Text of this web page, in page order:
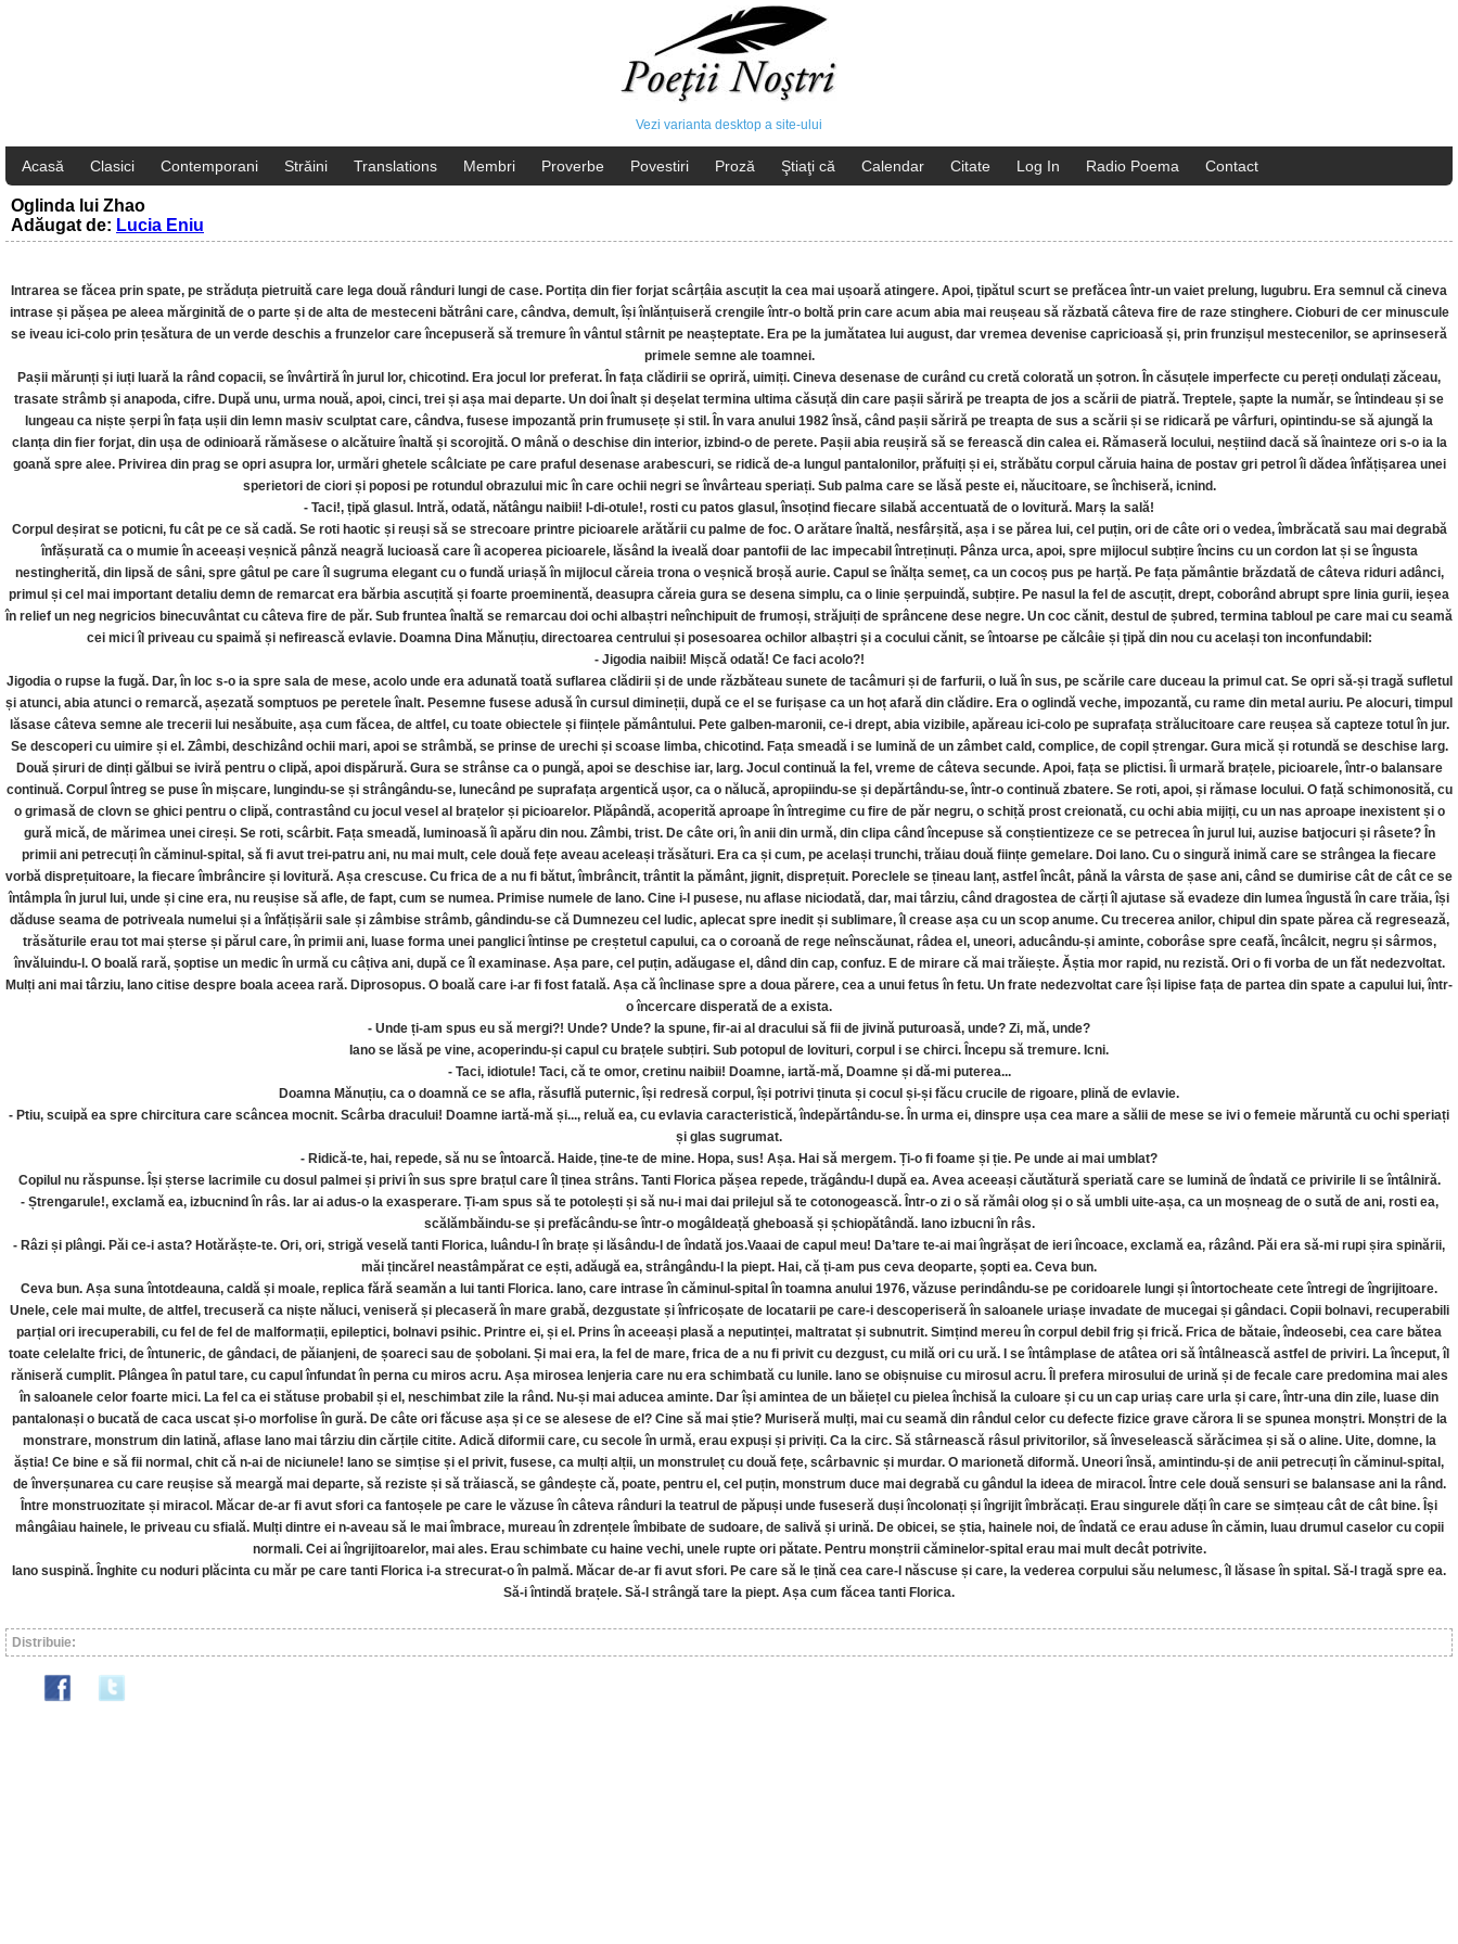
Vezi varianta desktop a site-ului
Acasă Clasici Contemporani Străini Translations Membri Proverbe Povestiri Proză Ştiaţi că Calendar Citate Log In Radio Poema Contact
Oglinda lui Zhao
Adăugat de: Lucia Eniu
Intrarea se făcea prin spate, pe străduța pietruită care lega două rânduri lungi de case. Portița din fier forjat scârțâia ascuțit la cea mai ușoară atingere. Apoi, țipătul scurt se prefăcea într-un vaiet prelung, lugubru. Era semnul că cineva
intrase și pășea pe aleea mărginită de o parte și de alta de mesteceni bătrâni care, cândva, demult, își înlănțuiseră crengile într-o boltă prin care acum abia mai reușeau să răzbată câteva fire de raze stinghere. Cioburi de cer minuscule
se iveau ici-colo prin țesătura de un verde deschis a frunzelor care începuseră să tremure în vântul stârnit pe neașteptate. Era pe la jumătatea lui august, dar vremea devenise capricioasă și, prin frunzișul mestecenilor, se aprinseseră
primele semne ale toamnei.
Pașii mărunți și iuți luară la rând copacii, se învârtiră în jurul lor, chicotind. Era jocul lor preferat. În fața clădirii se opriră, uimiți. Cineva desenase de curând cu cretă colorată un șotron. În căsuțele imperfecte cu pereți ondulați zăceau,
trasate strâmb și anapoda, cifre. După unu, urma nouă, apoi, cinci, trei și așa mai departe. Un doi înalt și deșelat termina ultima căsuță din care pașii săriră pe treapta de jos a scării de piatră. Treptele, șapte la număr, se întindeau și se
lungeau ca niște șerpi în fața ușii din lemn masiv sculptat care, cândva, fusese impozantă prin frumusețe și stil. În vara anului 1982 însă, când pașii săriră pe treapta de sus a scării și se ridicară pe vârfuri, opintindu-se să ajungă la
clanța din fier forjat, din ușa de odinioară rămăsese o alcătuire înaltă și scorojită. O mână o deschise din interior, izbind-o de perete. Pașii abia reușiră să se ferească din calea ei. Rămaseră locului, neștiind dacă să înainteze ori s-o ia la
goană spre alee. Privirea din prag se opri asupra lor, urmări ghetele scâlciate pe care praful desenase arabescuri, se ridică de-a lungul pantalonilor, prăfuiți și ei, străbătu corpul căruia haina de postav gri petrol îi dădea înfățișarea unei
sperietori de ciori și poposi pe rotundul obrazului mic în care ochii negri se învârteau speriați. Sub palma care se lăsă peste ei, năucitoare, se închiseră, icnind.
- Taci!, țipă glasul. Intră, odată, nătângu naibii! I-di-otule!, rosti cu patos glasul, însoțind fiecare silabă accentuată de o lovitură. Marș la sală!
Corpul deșirat se poticni, fu cât pe ce să cadă. Se roti haotic și reuși să se strecoare printre picioarele arătării cu palme de foc. O arătare înaltă, nesfârșită, așa i se părea lui, cel puțin, ori de câte ori o vedea, îmbrăcată sau mai degrabă
înfășurată ca o mumie în aceeași veșnică pânză neagră lucioasă care îi acoperea picioarele, lăsând la iveală doar pantofii de lac impecabil întreținuți. Pânza urca, apoi, spre mijlocul subțire încins cu un cordon lat și se îngusta
nestingherită, din lipsă de sâni, spre gâtul pe care îl sugruma elegant cu o fundă uriașă în mijlocul căreia trona o veșnică broșă aurie. Capul se înălța semeț, ca un cocoș pus pe harță. Pe fața pământie brăzdată de câteva riduri adânci,
primul și cel mai important detaliu demn de remarcat era bărbia ascuțită și foarte proeminentă, deasupra căreia gura se desena simplu, ca o linie șerpuindă, subțire. Pe nasul la fel de ascuțit, drept, coborând abrupt spre linia gurii, ieșea
în relief un neg negricios binecuvântat cu câteva fire de păr. Sub fruntea înaltă se remarcau doi ochi albaștri neînchipuit de frumoși, străjuiți de sprâncene dese negre. Un coc cănit, destul de șubred, termina tabloul pe care mai cu seamă
cei mici îl priveau cu spaimă și nefirească evlavie. Doamna Dina Mănuțiu, directoarea centrului și posesoarea ochilor albaștri și a cocului cănit, se întoarse pe călcâie și țipă din nou cu același ton inconfundabil:
- Jigodia naibii! Mișcă odată! Ce faci acolo?!
Jigodia o rupse la fugă. Dar, în loc s-o ia spre sala de mese, acolo unde era adunată toată suflarea clădirii și de unde răzbăteau sunete de tacâmuri și de farfurii, o luă în sus, pe scările care duceau la primul cat. Se opri să-și tragă sufletul
și atunci, abia atunci o remarcă, așezată somptuos pe peretele înalt. Pesemne fusese adusă în cursul dimineții, după ce el se furișase ca un hoț afară din clădire. Era o oglindă veche, impozantă, cu rame din metal auriu. Pe alocuri, timpul
lăsase câteva semne ale trecerii lui nesăbuite, așa cum făcea, de altfel, cu toate obiectele și ființele pământului. Pete galben-maronii, ce-i drept, abia vizibile, apăreau ici-colo pe suprafața strălucitoare care reușea să capteze totul în jur.
Se descoperi cu uimire și el. Zâmbi, deschizând ochii mari, apoi se strâmbă, se prinse de urechi și scoase limba, chicotind. Fața smeadă i se lumină de un zâmbet cald, complice, de copil ștrengar. Gura mică și rotundă se deschise larg.
Două șiruri de dinți gălbui se iviră pentru o clipă, apoi dispărură. Gura se strânse ca o pungă, apoi se deschise iar, larg. Jocul continuă la fel, vreme de câteva secunde. Apoi, fața se plictisi. Îi urmară brațele, picioarele, într-o balansare
continuă. Corpul întreg se puse în mișcare, lungindu-se și strângându-se, lunecând pe suprafața argentică ușor, ca o nălucă, apropiindu-se și depărtându-se, într-o continuă zbatere. Se roti, apoi, și rămase locului. O față schimonosită, cu
o grimasă de clovn se ghici pentru o clipă, contrastând cu jocul vesel al brațelor și picioarelor. Plăpândă, acoperită aproape în întregime cu fire de păr negru, o schiță prost creionată, cu ochi abia mijiți, cu un nas aproape inexistent și o
gură mică, de mărimea unei cireși. Se roti, scârbit. Fața smeadă, luminoasă îi apăru din nou. Zâmbi, trist. De câte ori, în anii din urmă, din clipa când începuse să conștientizeze ce se petrecea în jurul lui, auzise batjocuri și râsete? În
primii ani petrecuți în căminul-spital, să fi avut trei-patru ani, nu mai mult, cele două fețe aveau aceleași trăsături. Era ca și cum, pe același trunchi, trăiau două ființe gemelare. Doi Iano. Cu o singură inimă care se strângea la fiecare
vorbă disprețuitoare, la fiecare îmbrâncire și lovitură. Așa crescuse. Cu frica de a nu fi bătut, îmbrâncit, trântit la pământ, jignit, disprețuit. Poreclele se țineau lanț, astfel încât, până la vârsta de șase ani, când se dumirise cât de cât ce se
întâmpla în jurul lui, unde și cine era, nu reușise să afle, de fapt, cum se numea. Primise numele de Iano. Cine i-l pusese, nu aflase niciodată, dar, mai târziu, când dragostea de cărți îl ajutase să evadeze din lumea îngustă în care trăia, își
dăduse seama de potriveala numelui și a înfățișării sale și zâmbise strâmb, gândindu-se că Dumnezeu cel ludic, aplecat spre inedit și sublimare, îl crease așa cu un scop anume. Cu trecerea anilor, chipul din spate părea că regresează,
trăsăturile erau tot mai șterse și părul care, în primii ani, luase forma unei panglici întinse pe creștetul capului, ca o coroană de rege neînscăunat, râdea el, uneori, aducându-și aminte, coborâse spre ceafă, încâlcit, negru și sârmos,
învăluindu-l. O boală rară, șoptise un medic în urmă cu câțiva ani, după ce îl examinase. Așa pare, cel puțin, adăugase el, dând din cap, confuz. E de mirare că mai trăiește. Ăștia mor rapid, nu rezistă. Ori o fi vorba de un făt nedezvoltat.
Mulți ani mai târziu, Iano citise despre boala aceea rară. Diprosopus. O boală care i-ar fi fost fatală. Așa că înclinase spre a doua părere, cea a unui fetus în fetu. Un frate nedezvoltat care își lipise fața de partea din spate a capului lui, într-
o încercare disperată de a exista.
- Unde ți-am spus eu să mergi?! Unde? Unde? Ia spune, fir-ai al dracului să fii de jivină puturoasă, unde? Zi, mă, unde?
Iano se lăsă pe vine, acoperindu-și capul cu brațele subțiri. Sub potopul de lovituri, corpul i se chirci. Începu să tremure. Icni.
- Taci, idiotule! Taci, că te omor, cretinu naibii! Doamne, iartă-mă, Doamne și dă-mi puterea...
Doamna Mănuțiu, ca o doamnă ce se afla, răsuflă puternic, își redresă corpul, își potrivi ținuta și cocul și-și făcu crucile de rigoare, plină de evlavie.
- Ptiu, scuipă ea spre chircitura care scâncea mocnit. Scârba dracului! Doamne iartă-mă și..., reluă ea, cu evlavia caracteristică, îndepărtându-se. În urma ei, dinspre ușa cea mare a sălii de mese se ivi o femeie măruntă cu ochi speriați
și glas sugrumat.
- Ridică-te, hai, repede, să nu se întoarcă. Haide, ține-te de mine. Hopa, sus! Așa. Hai să mergem. Ți-o fi foame și ție. Pe unde ai mai umblat?
Copilul nu răspunse. Își șterse lacrimile cu dosul palmei și privi în sus spre brațul care îl ținea strâns. Tanti Florica pășea repede, trăgându-l după ea. Avea aceeași căutătură speriată care se lumină de îndată ce privirile li se întâlniră.
- Ștrengarule!, exclamă ea, izbucnind în râs. Iar ai adus-o la exasperare. Ți-am spus să te potolești și să nu-i mai dai prilejul să te cotonogească. Într-o zi o să rămâi olog și o să umbli uite-așa, ca un moșneag de o sută de ani, rosti ea,
scălămbăindu-se și prefăcându-se într-o mogâldeață gheboasă și șchiopătândă. Iano izbucni în râs.
- Râzi și plângi. Păi ce-i asta? Hotărăște-te. Ori, ori, strigă veselă tanti Florica, luându-l în brațe și lăsându-l de îndată jos.Vaaai de capul meu! Da’tare te-ai mai îngrășat de ieri încoace, exclamă ea, râzând. Păi era să-mi rupi șira spinării,
măi țincărel neastâmpărat ce ești, adăugă ea, strângându-l la piept. Hai, că ți-am pus ceva deoparte, șopti ea. Ceva bun.
Ceva bun. Așa suna întotdeauna, caldă și moale, replica fără seamăn a lui tanti Florica. Iano, care intrase în căminul-spital în toamna anului 1976, văzuse perindându-se pe coridoarele lungi și întortocheate cete întregi de îngrijitoare.
Unele, cele mai multe, de altfel, trecuseră ca niște năluci, veniseră și plecaseră în mare grabă, dezgustate și înfricoșate de locatarii pe care-i descoperiseră în saloanele uriașe invadate de mucegai și gândaci. Copii bolnavi, recuperabili
parțial ori irecuperabili, cu fel de fel de malformații, epileptici, bolnavi psihic. Printre ei, și el. Prins în aceeași plasă a neputinței, maltratat și subnutrit. Simțind mereu în corpul debil frig și frică. Frica de bătaie, îndeosebi, cea care bătea
toate celelalte frici, de întuneric, de gândaci, de păianjeni, de șoareci sau de șobolani. Și mai era, la fel de mare, frica de a nu fi privit cu dezgust, cu milă ori cu ură. I se întâmplase de atâtea ori să întâlnească astfel de priviri. La început, îl
răniseră cumplit. Plângea în patul tare, cu capul înfundat în perna cu miros acru. Așa mirosea lenjeria care nu era schimbată cu lunile. Iano se obișnuise cu mirosul acru. Îl prefera mirosului de urină și de fecale care predomina mai ales
în saloanele celor foarte mici. La fel ca ei stătuse probabil și el, neschimbat zile la rând. Nu-și mai aducea aminte. Dar își amintea de un băiețel cu pielea închisă la culoare și cu un cap uriaș care urla și care, într-una din zile, luase din
pantalonași o bucată de caca uscat și-o morfolise în gură. De câte ori făcuse așa și ce se alesese de el? Cine să mai știe? Muriseră mulți, mai cu seamă din rândul celor cu defecte fizice grave cărora li se spunea monștri. Monștri de la
monstrare, monstrum din latină, aflase Iano mai târziu din cărțile citite. Adică diformii care, cu secole în urmă, erau expuși și priviți. Ca la circ. Să stârnească râsul privitorilor, să înveselească sărăcimea și să o aline. Uite, domne, la
ăștia! Ce bine e să fii normal, chit că n-ai de niciunele! Iano se simțise și el privit, fusese, ca mulți alții, un monstruleț cu două fețe, scârbavnic și murdar. O marionetă diformă. Uneori însă, amintindu-și de anii petrecuți în căminul-spital,
de înverșunarea cu care reușise să meargă mai departe, să reziste și să trăiască, se gândește că, poate, pentru el, cel puțin, monstrum duce mai degrabă cu gândul la ideea de miracol. Între cele două sensuri se balansase ani la rând.
Între monstruozitate și miracol. Măcar de-ar fi avut sfori ca fantoșele pe care le văzuse în câteva rânduri la teatrul de păpuși unde fuseseră duși încolonați și îngrijit îmbrăcați. Erau singurele dăți în care se simțeau cât de cât bine. Își
mângâiau hainele, le priveau cu sfială. Mulți dintre ei n-aveau să le mai îmbrace, mureau în zdrențele îmbibate de sudoare, de salivă și urină. De obicei, se știa, hainele noi, de îndată ce erau aduse în cămin, luau drumul caselor cu copii
normali. Cei ai îngrijitoarelor, mai ales. Erau schimbate cu haine vechi, unele rupte ori pătate. Pentru monștrii căminelor-spital erau mai mult decât potrivite.
Iano suspină. Înghite cu noduri plăcinta cu măr pe care tanti Florica i-a strecurat-o în palmă. Măcar de-ar fi avut sfori. Pe care să le țină cea care-l născuse și care, la vederea corpului său nelumesc, îl lăsase în spital. Să-l tragă spre ea.
Să-i întindă brațele. Să-l strângă tare la piept. Așa cum făcea tanti Florica.
Distribuie: